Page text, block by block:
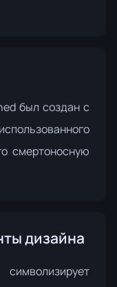
был создан с
смертоносную
дизайна